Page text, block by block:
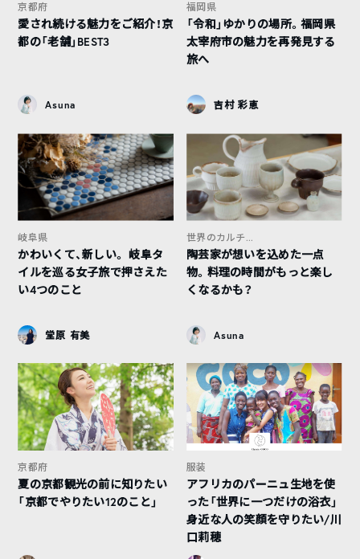
京都府
愛され続ける魅力をご紹介！京
都の「老舗」BEST3
Asuna
福岡県
「令和」ゆかりの場所。福岡県
太宰府市の魅力を再発見する
旅へ
吉村 彩恵
岐阜県
かわいくて、新しい。 岐阜タ
イルを巡る女子旅で押さえた
い4つのこと
堂原 有美
世界のカルチ...
陶芸家が想いを込めた一点
物。料理の時間がもっと楽し
くなるかも？
Asuna
京都府
夏の京都観光の前に知りたい
「京都でやりたい12のこと」
服装
アフリカのパーニュ生地を使
った「世界に一つだけの浴衣」
身近な人の笑顔を守りたい/川
口莉穂